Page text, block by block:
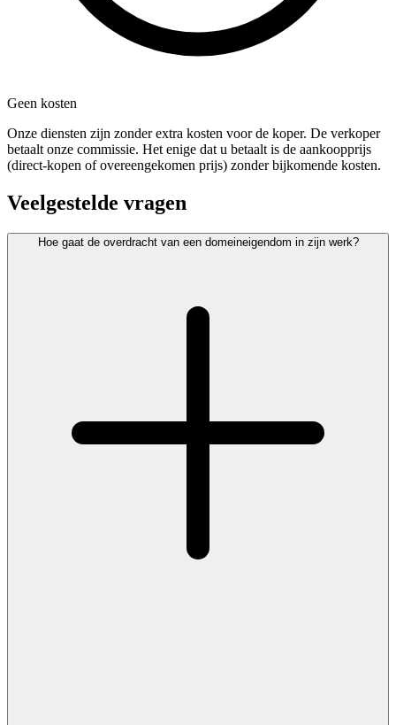
Geen kosten
Onze diensten zijn zonder extra kosten voor de koper. De verkoper
betaalt onze commissie. Het enige dat u betaalt is de aankoopprijs
(direct-kopen of overeengekomen prijs) zonder bijkomende kosten.
Veelgestelde vragen
Hoe gaat de overdracht van een domeineigendom in zijn werk?